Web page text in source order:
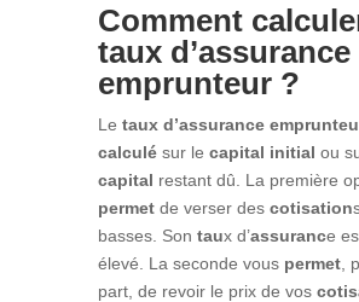
Comment
taux d’assurance
emprunteur ?
Le taux d’assurance
calculésur le capital initial ou
capital restant dû. La première
permetde verser descotisation
basses. Son taux d’assurance
élevé. La seconde vouspermet,
part, de revoir le prix de vos